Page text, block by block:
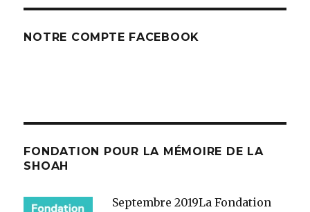
NOTRE COMPTE FACEBOOK
FONDATION POUR LA MÉMOIRE DE LA
SHOAH
Septembre 2019La Fondation